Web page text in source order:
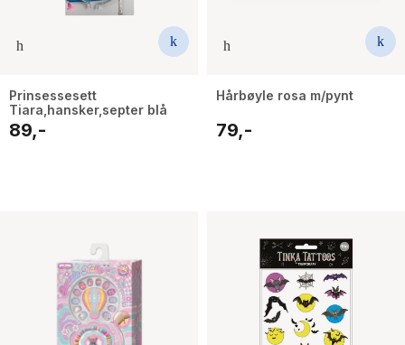
Prinsessesett
Tiara,hansker,septer blå
89,-
Hårbøyle rosa m/pynt
79,-